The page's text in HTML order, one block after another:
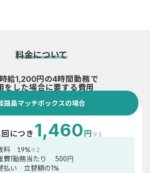
料金について
給1,200円の4時間勤務で
をした場合に要する費用
路島マッチボックスの場合
につき 1,460円※1
料 19% ※2
費1勤務当たり 500円
払い 立替額の1%